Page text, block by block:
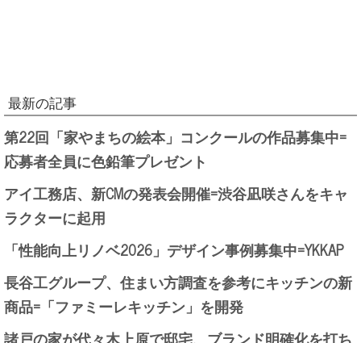
最新の記事
第22回「家やまちの絵本」コンクールの作品募集中=
応募者全員に色鉛筆プレゼント
アイ工務店、新CMの発表会開催=渋谷凪咲さんをキャ
ラクターに起用
「性能向上リノベ2026」デザイン事例募集中=YKKAP
長谷工グループ、住まい方調査を参考にキッチンの新
商品=「ファミーレキッチン」を開発
諸戸の家が代々木上原で邸宅、ブランド明確化を打ち